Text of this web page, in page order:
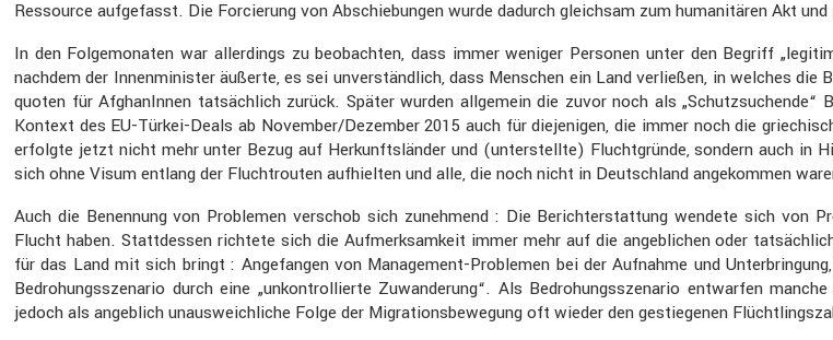
Ressource aufge­fasst. Die Forcie­rung von Abschie­bungen wurde dadurch gleichsam zum humani­tären Akt
In den Folge­mo­naten war aller­dings zu beobachten, dass immer weniger Personen unter den Begriff
nachdem der Innen­mi­nister äußerte, es sei unver­ständ­lich, dass Menschen ein Land verließen, in welches
quoten für Afgha­nInnen tatsäch­lich zurück. Später wurden allge­mein die zuvor noch als „Schutz­su­chende“
Kontext des EU-Türkei-Deals ab November/Dezember 2015 auch für dieje­nigen, die immer noch die
erfolgte jetzt nicht mehr unter Bezug auf Herkunfts­länder und (unter­stellte) Flucht­gründe, sondern auch in
sich ohne Visum entlang der Flucht­routen aufhielten und alle, die noch nicht in Deutsch­land angekommen
Auch die Benen­nung von Problemen verschob sich zuneh­mend : Die Bericht­erstat­tung wendete sich von
Flucht haben. Statt­dessen richtete sich die Aufmerk­sam­keit immer mehr auf die angeb­li­chen oder
für das Land mit sich bringt : Angefangen von Manage­ment-Problemen bei der Aufnahme und
Bedro­hungs­sze­nario durch eine „unkon­trol­lierte Zuwan­de­rung“. Als Bedro­hungs­sze­nario entwarfen
jedoch als angeb­lich unaus­weich­liche Folge der Migra­ti­ons­be­we­gung oft wieder den gestie­genen